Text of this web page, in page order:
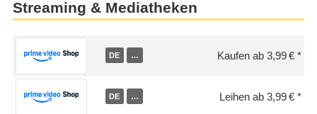
Streaming & Mediatheken
DE … Kaufen ab 3,99 €
DE … Leihen ab 3,99 €